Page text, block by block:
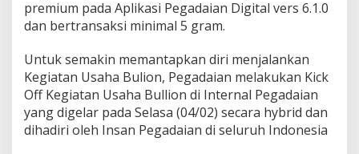
premium pada Aplikasi Pegadaian Digital vers 6.1.0
dan bertransaksi minimal 5 gram.
Untuk semakin memantapkan diri menjalankan
Kegiatan Usaha Bulion, Pegadaian melakukan Kick
Off Kegiatan Usaha Bullion di Internal Pegadaian
yang digelar pada Selasa (04/02) secara hybrid dan
dihadiri oleh Insan Pegadaian di seluruh Indonesia